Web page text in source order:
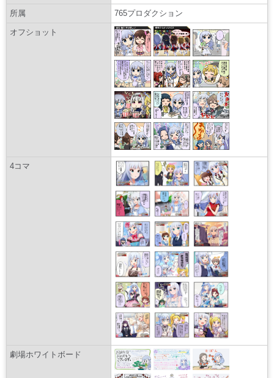
所属 765プロダクション
オフショット
4コマ
劇場ホワイトボード